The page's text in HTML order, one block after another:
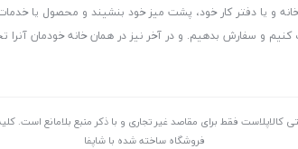
و یا دفتر کار خود، پشت میز خود بنشیند و محصول یا
و سفارش بدهیم. و در آخر نیز در همان خانه خودمان آنرا
کالاپلاست فقط برای مقاصد غیر تجاری و با ذکر منبع بلامانع
فروشگاه ساخته شده با شاپفا